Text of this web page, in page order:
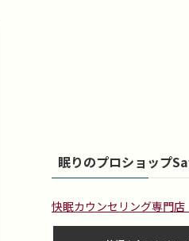
眠りのプロショップ
快眠カウンセリング専門店